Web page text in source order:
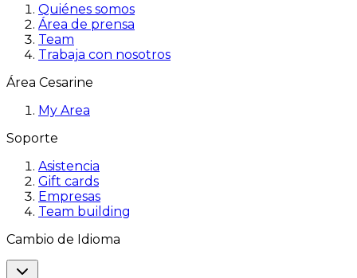
Quiénes somos
Área de prensa
Team
Trabaja con nosotros
Área Cesarine
My Area
Soporte
Asistencia
Gift cards
Empresas
Team building
Cambio de Idioma